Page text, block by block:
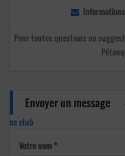
Pour toutes questions ou
Envoyer un message
ce club
Votre nom *